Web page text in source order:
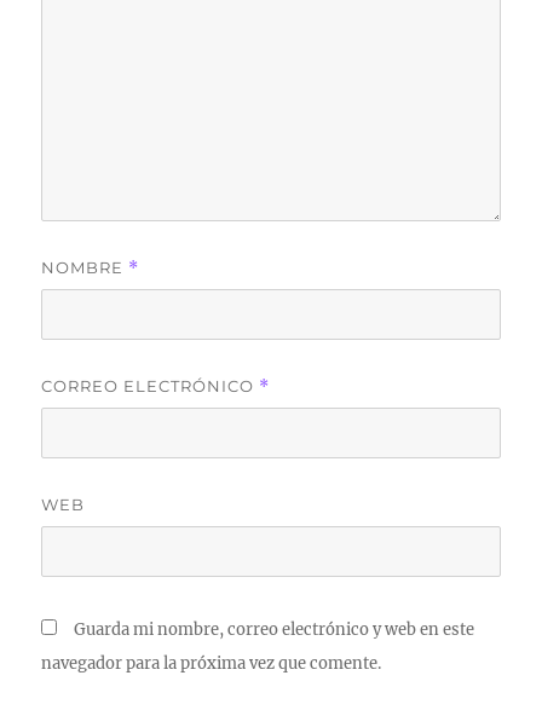
NOMBRE *
CORREO ELECTRÓNICO *
WEB
Guarda mi nombre, correo electrónico y web en este
navegador para la próxima vez que comente.